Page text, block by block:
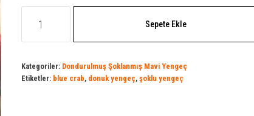
şoklu
yengeç
adet
Sepete Ekle
Kategoriler: Dondurulmuş Şoklanmış Mavi Yengeç
Etiketler: blue crab, donuk yengeç, şoklu yengeç